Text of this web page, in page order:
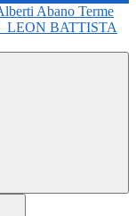
LEON BATTISTA